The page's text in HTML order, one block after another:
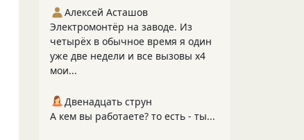
Алексей Асташов
Электромонтёр на заводе. Из
четырёх в обычное время я один
уже две недели и все вызовы х4
мои...
Двенадцать струн
А кем вы работаете? то есть - ты...